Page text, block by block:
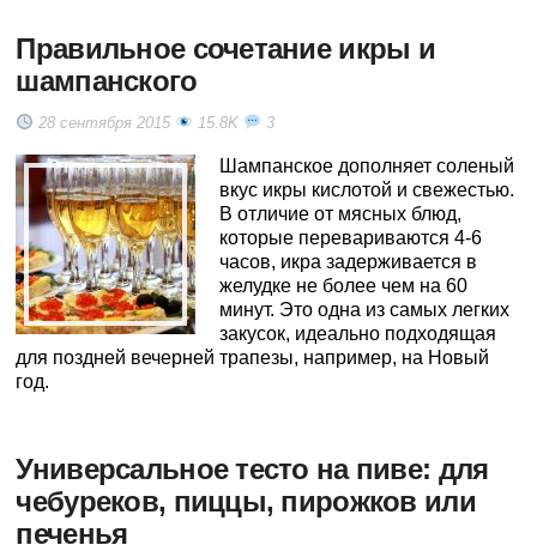
Правильное сочетание икры и
шампанского
28 сентября 2015 15.8K 3
Шампанское дополняет соленый
вкус икры кислотой и свежестью.
В отличие от мясных блюд,
которые перевариваются 4-6
часов, икра задерживается в
желудке не более чем на 60
минут. Это одна из самых легких
закусок, идеально подходящая
для поздней вечерней трапезы, например, на Новый
год.
Универсальное тесто на пиве: для
чебуреков, пиццы, пирожков или
печенья